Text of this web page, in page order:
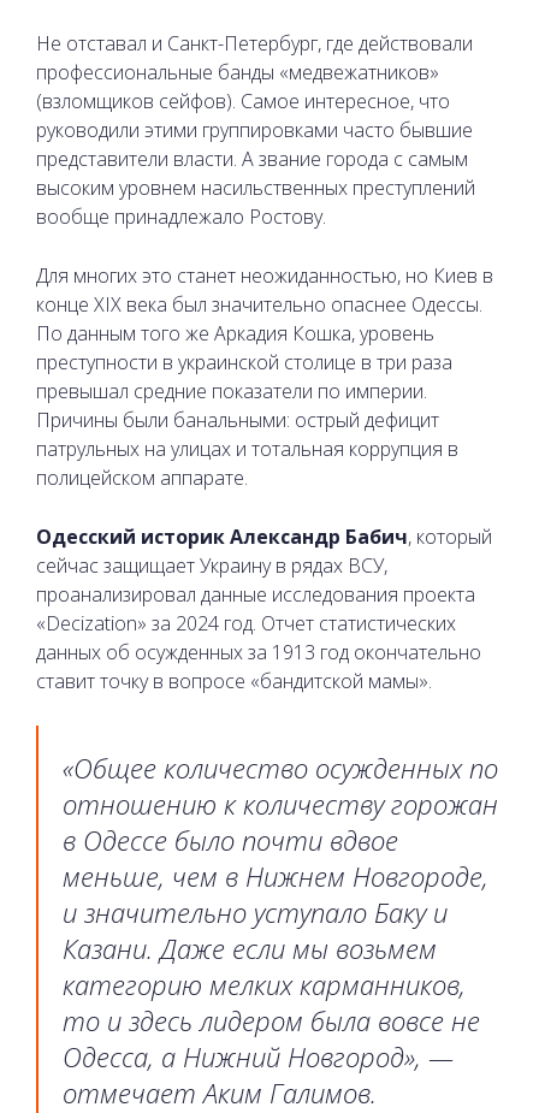
Не отставал и Санкт-Петербург, где действовали
профессиональные банды «медвежатников»
(взломщиков сейфов). Самое интересное, что
руководили этими группировками часто бывшие
представители власти. А звание города с самым
высоким уровнем насильственных преступлений
вообще принадлежало Ростову.
Для многих это станет неожиданностью, но Киев в
конце XIX века был значительно опаснее Одессы.
По данным того же Аркадия Кошка, уровень
преступности в украинской столице в три раза
превышал средние показатели по империи.
Причины были банальными: острый дефицит
патрульных на улицах и тотальная коррупция в
полицейском аппарате.
Одесский историк Александр Бабич, который
сейчас защищает Украину в рядах ВСУ,
проанализировал данные исследования проекта
«Decization» за 2024 год. Отчет статистических
данных об осужденных за 1913 год окончательно
ставит точку в вопросе «бандитской мамы».
«Общее количество осужденных по
отношению к количеству горожан
в Одессе было почти вдвое
меньше, чем в Нижнем Новгороде,
и значительно уступало Баку и
Казани. Даже если мы возьмем
категорию мелких карманников,
то и здесь лидером была вовсе не
Одесса, а Нижний Новгород», —
отмечает Аким Галимов.